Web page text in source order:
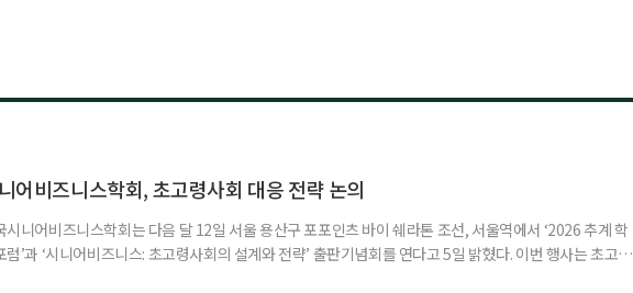
어비즈니스학회, 초고령사회 대응 전략 논의
시니어비즈니스학회는 다음 달 12일 서울 용산구 포포인츠 바이 쉐라톤 조선, 서울역에서 ‘2026 추계 학
럼’과 ‘시니어비즈니스: 초고령사회의 설계와 전략’ 출판기념회를 연다고 5일 밝혔다. 이번 행사는 초고령